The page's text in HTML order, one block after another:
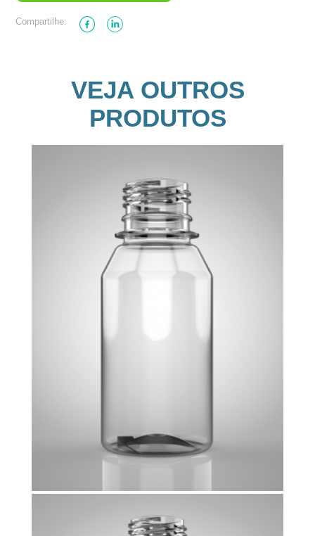
Compartilhe:
VEJA OUTROS
PRODUTOS